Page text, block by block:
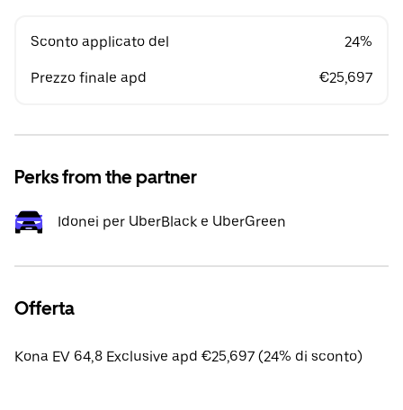
Sconto applicato del 24%
Prezzo finale apd €25,697
Perks from the partner
Idonei per UberBlack e UberGreen
Offerta
Kona EV 64,8 Exclusive apd €25,697 (24% di sconto)